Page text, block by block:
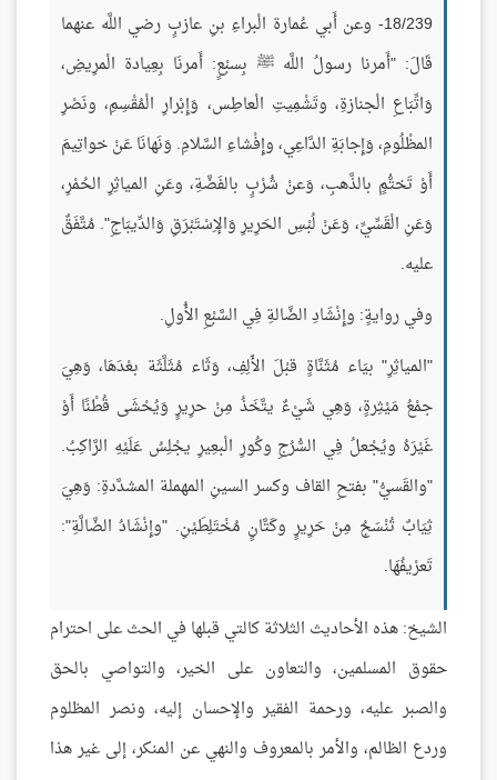
18/239- وعن أَبي عُمارة الْبراءِ بنِ عازبٍ رضي اللَّه عنهما
قَالَ: "أَمرنا رسولُ اللَّه ﷺ بِسبْعٍ: أَمرنَا بِعِيادة الْمرِيضِ،
وَاتِّبَاعِ الْجنازةِ، وتَشْمِيتِ الْعاطِس، وَإِبْرارِ الْمُقْسِمِ، ونَصْرِ
المظْلُومِ، وَإِجابَةِ الدَّاعِي، وإِفْشاءِ السَّلامِ. وَنَهانَا عَنْ خواتِيمَ
أَوْ تَختُّمٍ بالذَّهبِ، وَعنْ شُرْبٍ بالفَضَّةِ، وعَنِ المياثِرِ الحُمْرِ،
وَعَنِ الْقَسِّيِّ، وَعَنْ لُبْسِ الحَرِيرِ وَالإِسْتَبْرَقِ وَالدِّيبَاجِ". مُتَّفَقٌ
عليه.
وفي روايةٍ: وإِنْشَادِ الضَّالةِ فِي السَّبْعِ الأُولِ.
"المياثِرِ" بيَاء مُثَنَّاةٍ قبْلَ الأَلِفِ، وَثَاء مُثَلَّثَة بعْدَهَا، وَهِيَ
جمْعُ مَيْثِرةٍ، وَهِي شَيْءٌ يتَّخَذُ مِنْ حرِيرٍ وَيُحْشَى قُطْنًا أَوْ
غَيْرَهُ ويُجْعلُ فِي السُّرُجِ وكُورِ الْبعِيرِ يجْلِسُ عَلَيْهِ الرَّاكِبُ.
"والقَسيُّ" بفتحِ القاف وكسر السينِ المهملة المشدَّدةِ: وَهِيَ
ثِيَابٌ تُنْسَجُ مِنْ حَرِيرٍ وكَتَّانٍ مُخْتَلِطَيْنِ. "وإِنْشَادُ الضَّالَّةِ":
تَعرْيفُهَا.
الشيخ: هذه الأحاديث الثلاثة كالتي قبلها في الحث على احترام
حقوق المسلمين، والتعاون على الخير، والتواصي بالحق
والصبر عليه، ورحمة الفقير والإحسان إليه، ونصر المظلوم
وردع الظالم، والأمر بالمعروف والنهي عن المنكر، إلى غير هذا